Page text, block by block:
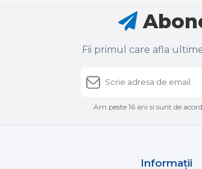
Fii primul care afla
Am peste 16 ani si sunt de
Informaţii